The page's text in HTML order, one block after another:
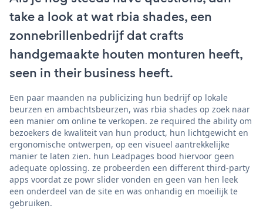
take a look at wat rbia shades, een
zonnebrillenbedrijf dat crafts
handgemaakte houten monturen heeft,
seen in their business heeft.
Een paar maanden na publicizing hun bedrijf op lokale
beurzen en ambachtsbeurzen, was rbia shades op zoek naar
een manier om online te verkopen. ze required the ability om
bezoekers de kwaliteit van hun product, hun lichtgewicht en
ergonomische ontwerpen, op een visueel aantrekkelijke
manier te laten zien. hun Leadpages bood hiervoor geen
adequate oplossing. ze probeerden een different third-party
apps voordat ze powr slider vonden en geen van hen leek
een onderdeel van de site en was onhandig en moeilijk te
gebruiken.